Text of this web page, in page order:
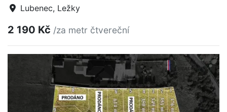
Lubenec, Ležky
2 190 Kč /za metr čtvereční